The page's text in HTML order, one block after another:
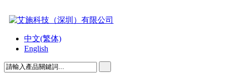
中文(繁体)
English